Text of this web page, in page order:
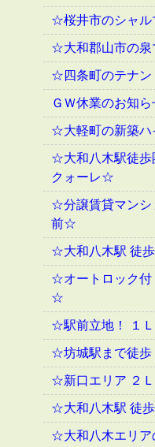
☆桜井市のシャル
☆大和郡山市の
☆四条町のテナ
ＧＷ休業のお知ら
☆大軽町の新築
☆大和八木駅徒歩
クォーレ☆
☆分譲賃貸マンシ
前☆
☆大和八木駅 徒
☆オートロック付
☆
☆駅前立地！ １
☆坊城駅まで徒
☆新口エリア ２
☆大和八木駅 徒
☆大和八木エリ